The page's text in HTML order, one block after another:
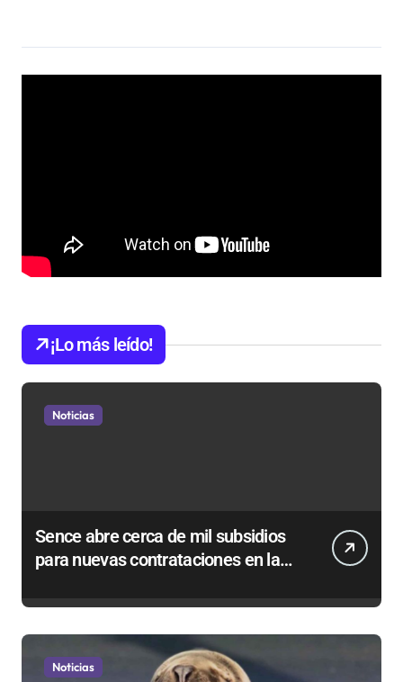
¡Lo más leído!
Noticias
Sence abre cerca de mil subsidios
para nuevas contrataciones en la
Noticias